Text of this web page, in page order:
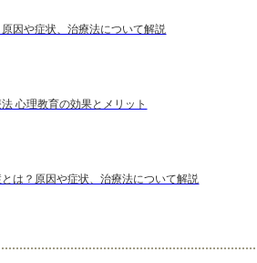
因や症状、治療法について解説
心理教育の効果とメリット
は？原因や症状、治療法について解説